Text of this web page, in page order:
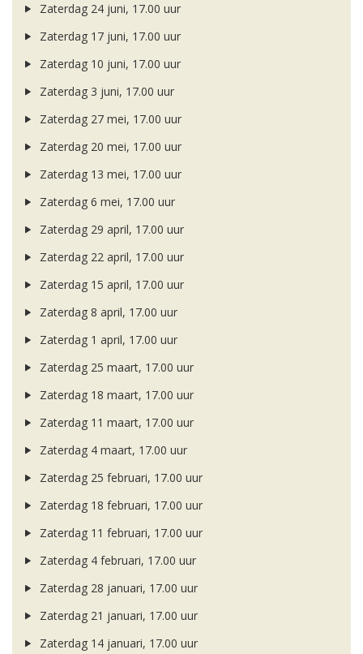
Zaterdag 24 juni, 17.00 uur
Zaterdag 17 juni, 17.00 uur
Zaterdag 10 juni, 17.00 uur
Zaterdag 3 juni, 17.00 uur
Zaterdag 27 mei, 17.00 uur
Zaterdag 20 mei, 17.00 uur
Zaterdag 13 mei, 17.00 uur
Zaterdag 6 mei, 17.00 uur
Zaterdag 29 april, 17.00 uur
Zaterdag 22 april, 17.00 uur
Zaterdag 15 april, 17.00 uur
Zaterdag 8 april, 17.00 uur
Zaterdag 1 april, 17.00 uur
Zaterdag 25 maart, 17.00 uur
Zaterdag 18 maart, 17.00 uur
Zaterdag 11 maart, 17.00 uur
Zaterdag 4 maart, 17.00 uur
Zaterdag 25 februari, 17.00 uur
Zaterdag 18 februari, 17.00 uur
Zaterdag 11 februari, 17.00 uur
Zaterdag 4 februari, 17.00 uur
Zaterdag 28 januari, 17.00 uur
Zaterdag 21 januari, 17.00 uur
Zaterdag 14 januari, 17.00 uur